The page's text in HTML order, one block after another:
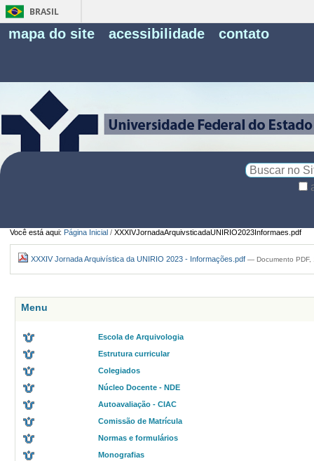
BRASIL
mapa do site acessibilidade contato
Você está aqui: Página Inicial / XXXIVJornadaArquivsticadaUNIRIO2023Informaes.pdf
XXXIV Jornada Arquivística da UNIRIO 2023 - Informações.pdf — Documento PDF,
Menu
Escola de Arquivologia
Estrutura curricular
Colegiados
Núcleo Docente - NDE
Autoavaliação - CIAC
Comissão de Matrícula
Normas e formulários
Monografias